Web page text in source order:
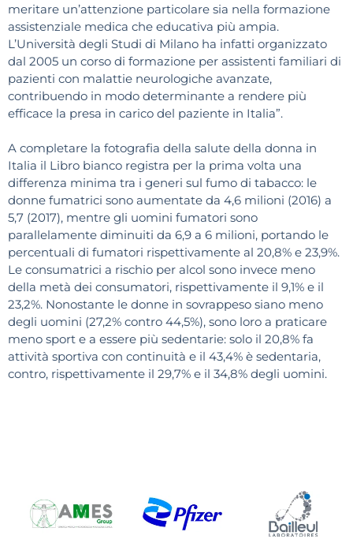
meritare un’attenzione particolare sia nella formazione
assistenziale medica che educativa più ampia.
L’Università degli Studi di Milano ha infatti organizzato
dal 2005 un corso di formazione per assistenti familiari di
pazienti con malattie neurologiche avanzate,
contribuendo in modo determinante a rendere più
efficace la presa in carico del paziente in Italia”.
A completare la fotografia della salute della donna in
Italia il Libro bianco registra per la prima volta una
differenza minima tra i generi sul fumo di tabacco: le
donne fumatrici sono aumentate da 4,6 milioni (2016) a
5,7 (2017), mentre gli uomini fumatori sono
parallelamente diminuiti da 6,9 a 6 milioni, portando le
percentuali di fumatori rispettivamente al 20,8% e 23,9%.
Le consumatrici a rischio per alcol sono invece meno
della metà dei consumatori, rispettivamente il 9,1% e il
23,2%. Nonostante le donne in sovrappeso siano meno
degli uomini (27,2% contro 44,5%), sono loro a praticare
meno sport e a essere più sedentarie: solo il 20,8% fa
attività sportiva con continuità e il 43,4% è sedentaria,
contro, rispettivamente il 29,7% e il 34,8% degli uomini.